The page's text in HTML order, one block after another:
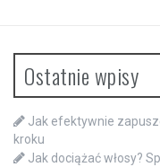
Ostatnie wpisy
Jak efektywnie
kroku
Jak dociążać włosy?